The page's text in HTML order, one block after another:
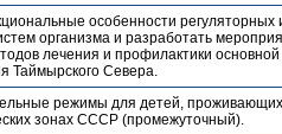
особенности регуляторных
организма и разработать
лечения и профилактики основной
Таймырского Севера.
режимы для детей,
зонах СССР (промежуточный).